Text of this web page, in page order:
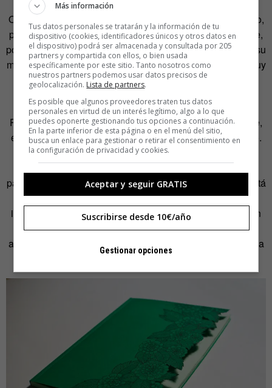
Olivieri comenzó con sus cuadernos únicos por un impulso,
porque se lo pedía el cuerpo. Ahora, se ha dado cuenta de,
por qué no, podría dedicarse a ello y pagar el alquiler con su
marca. «Es probable que abra una tienda online. Tengo muy
claro que no me puedo limitar a las tiendas de Madrid y a
España», señala.
Por otro lado, cuenta con proyectos paralelos para los que,
entre hoja y hoja, entre patch y recorte, debe sacar tiempo.
«También estoy trabajando conCynthia Gonzalez
videomaker deLaconpuerta, en un proyecto de videos y
papel en 3d que publicaremos más adelante». También está
en pleno proceso de crowdfounding para un libro de
ilustraciones que recopila los dibujos que fue haciendo en
su periplo por Asia,Aventuras Asiáticas. Unas aventuras
asiáticas que, finalmente, podrían haberle cambiado la vida
de manera definitiva.
Más información
Tus datos personales se tratarán y la información de tu
dispositivo (cookies, identificadores únicos y otros datos en
el dispositivo) podrá ser almacenada y consultada por 205
partners y compartida con ellos, o bien usada
específicamente por este sitio. Tanto nosotros como
nuestros partners podemos usar datos precisos de
geolocalización. Lista de partners.
Es posible que algunos proveedores traten tus datos
personales en virtud de un interés legítimo, algo a lo que
puedes oponerte gestionando tus opciones a continuación.
En la parte inferior de esta página o en el menú del sitio,
busca un enlace para gestionar o retirar el consentimiento en
la configuración de privacidad y cookies.
Aceptar y seguir GRATIS
Suscribirse desde 10€/año
Gestionar opciones